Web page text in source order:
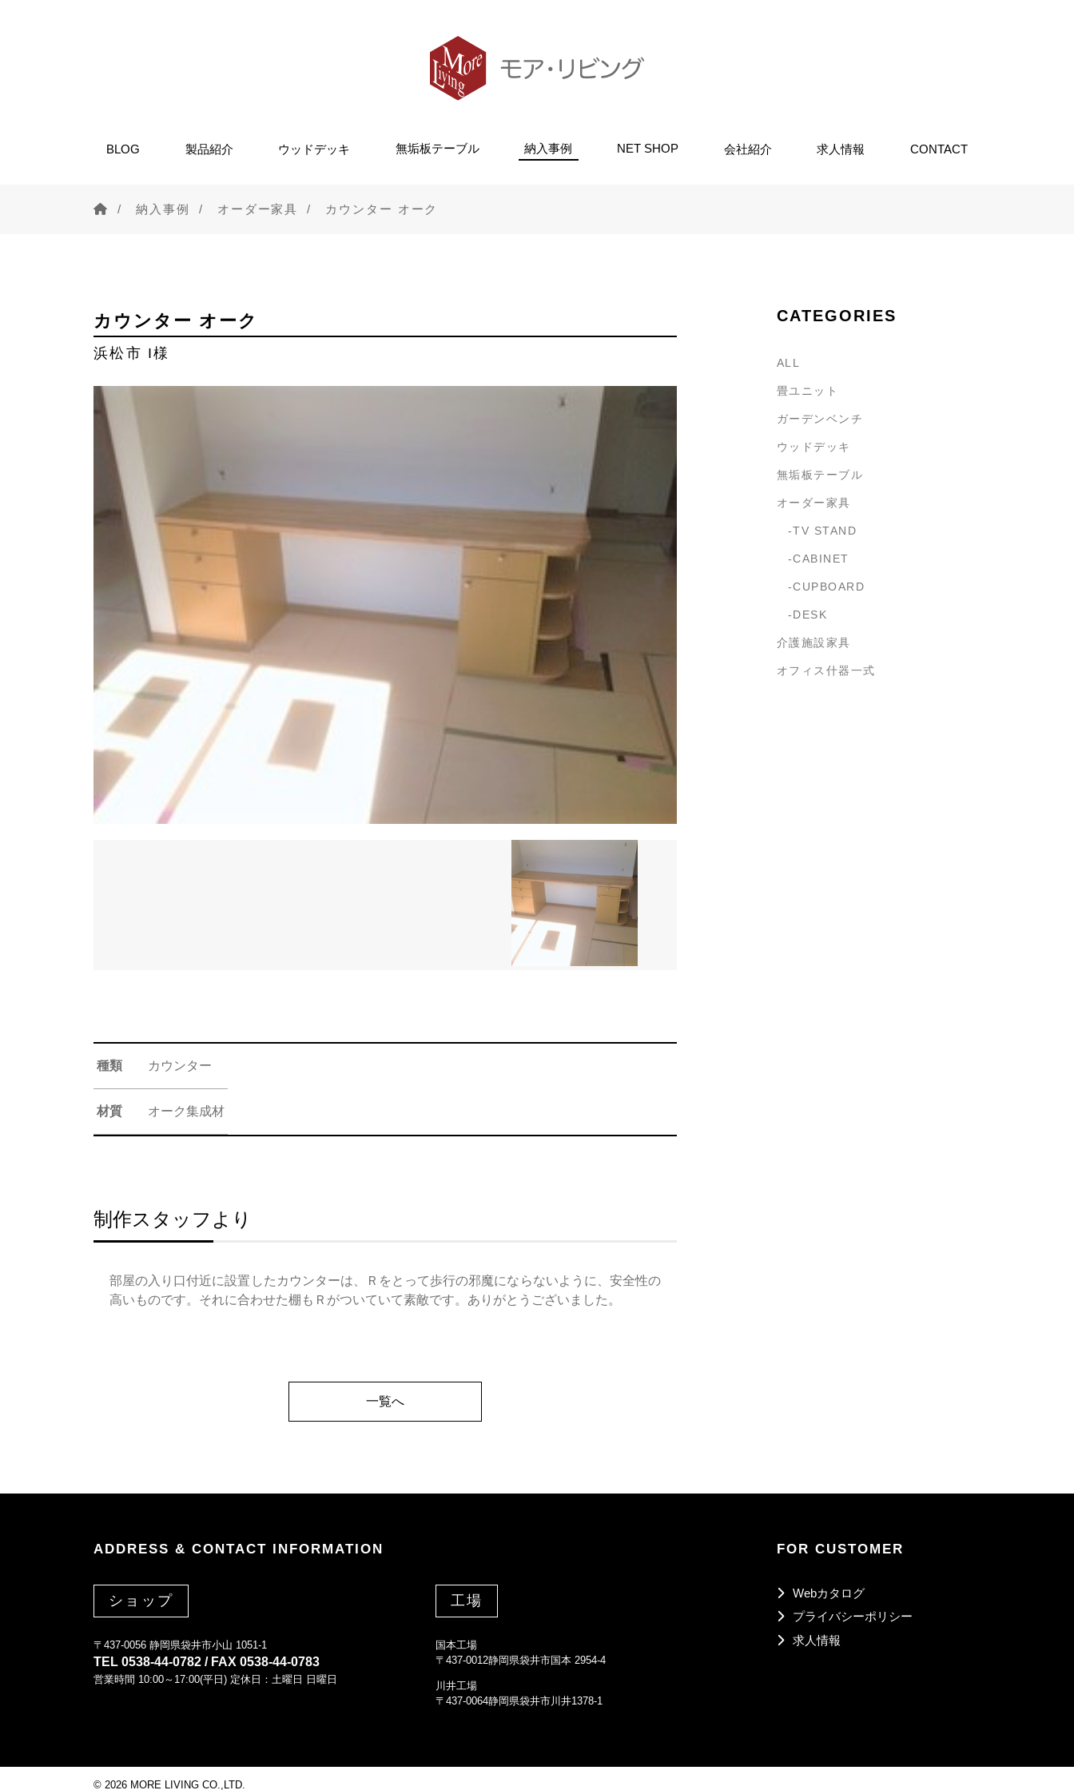
BLOG 製品紹介 ウッドデッキ 無垢板テーブル 納入事例 NET SHOP 会社紹介 求人情報 CONTACT
納入事例 オーダー家具 カウンター オーク
カウンター オーク
浜松市 I様
種類 カウンター
材質 オーク集成材
制作スタッフより
部屋の入り口付近に設置したカウンターは、Ｒをとって歩行の邪魔にならないように、安全性の
高いものです。それに合わせた棚もＲがついていて素敵です。ありがとうございました。
一覧へ
CATEGORIES
ALL
畳ユニット
ガーデンベンチ
ウッドデッキ
無垢板テーブル
オーダー家具
TV STAND
CABINET
CUPBOARD
DESK
介護施設家具
オフィス什器一式
ADDRESS & CONTACT INFORMATION
ショップ
〒437-0056 静岡県袋井市小山 1051-1
TEL 0538-44-0782 / FAX 0538-44-0783
営業時間 10:00～17:00(平日) 定休日：土曜日 日曜日
工場
国本工場
〒437-0012静岡県袋井市国本 2954-4
川井工場
〒437-0064静岡県袋井市川井1378-1
FOR CUSTOMER
Webカタログ
プライバシーポリシー
求人情報
© 2026 MORE LIVING CO.,LTD.